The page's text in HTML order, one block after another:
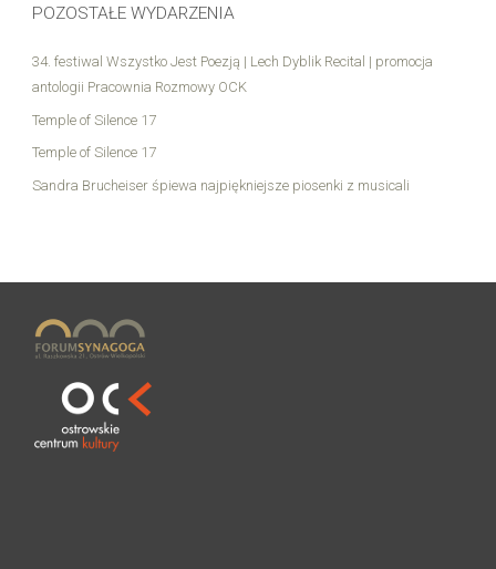
POZOSTAŁE WYDARZENIA
34. festiwal Wszystko Jest Poezją | Lech Dyblik Recital | promocja
antologii Pracownia Rozmowy OCK
Temple of Silence 17
Temple of Silence 17
Sandra Brucheiser śpiewa najpiękniejsze piosenki z musicali